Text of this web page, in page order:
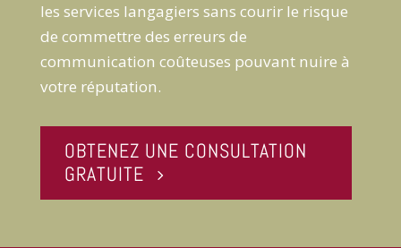
les services langagiers sans courir le risque
de commettre des erreurs de
communication coûteuses pouvant nuire à
votre réputation.
OBTENEZ UNE CONSULTATION
GRATUITE